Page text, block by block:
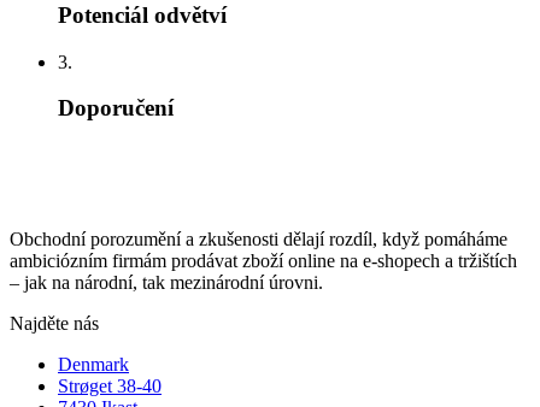
Potenciál odvětví
3.
Doporučení
Obchodní porozumění a zkušenosti dělají rozdíl, když pomáháme
ambiciózním firmám prodávat zboží online na e-shopech a tržištích
– jak na národní, tak mezinárodní úrovni.
Najděte nás
Denmark
Strøget 38-40